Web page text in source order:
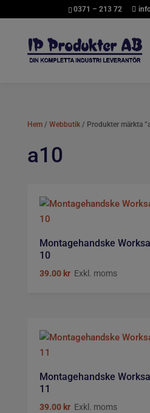
0371 – 213 72
Hem/ Webbutik/ Produkter märkta
a10
Montagehandske
10
39.00 krExkl. moms
Montagehandske
11
39.00 krExkl. moms